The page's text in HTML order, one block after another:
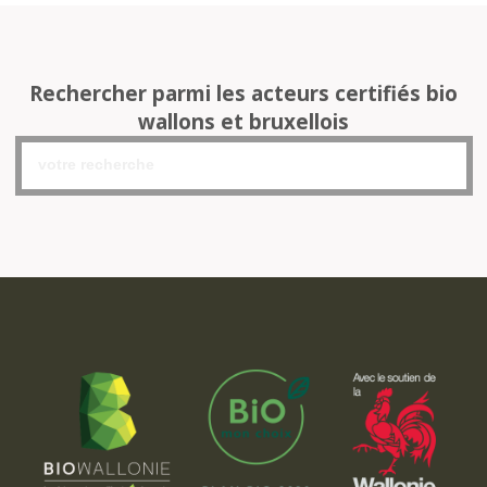
Rechercher parmi les acteurs certifiés bio
wallons et bruxellois